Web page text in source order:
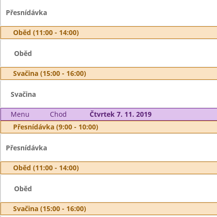
Přesnídávka
Oběd (11:00 - 14:00)
Oběd
Svačina (15:00 - 16:00)
Svačina
Menu Chod
Čtvrtek 7. 11. 2019
Přesnídávka (9:00 - 10:00)
Přesnídávka
Oběd (11:00 - 14:00)
Oběd
Svačina (15:00 - 16:00)